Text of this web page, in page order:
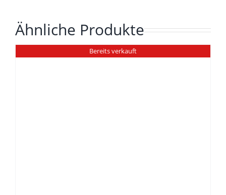
Ähnliche Produkte
Bereits verkauft